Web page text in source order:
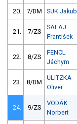
20. 7/DM SUK Jakub
21. 7/ZS
SALAJ
František
22. 8/ZS
FENCL
Jáchym
23. 8/DM
ULITZKA
Oliver
24. 9/ZS
VODÁK
Norbert